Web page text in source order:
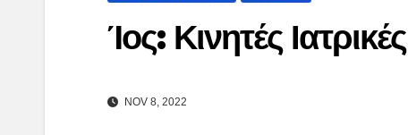
Ίος: Κινητές
NOV 8, 2022